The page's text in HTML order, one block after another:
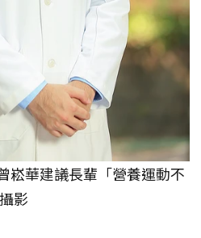
崧華建議長輩「營養運動不
影